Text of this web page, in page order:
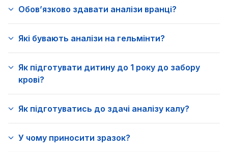
Обовʼязково здавати аналізи вранці?
Які бувають аналізи на гельмінти?
Як підготувати дитину до 1 року до забору
крові?
Як підготуватись до здачі аналізу калу?
У чому приносити зразок?